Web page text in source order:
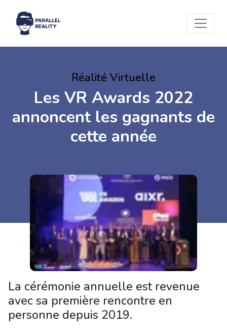
Réalité Virtuelle
Les VR Awards 2022
annoncent les gagnants de
cette année
La cérémonie annuelle est revenue
avec sa première rencontre en
personne depuis 2019.